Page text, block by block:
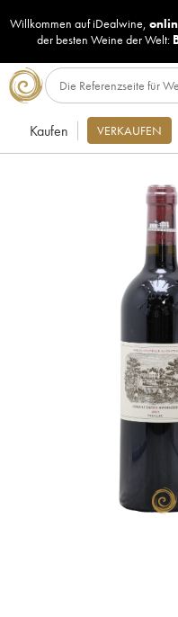
Willkommen auf iDealwine,
der besten Weine der Welt:
Kaufen VERKAUFEN